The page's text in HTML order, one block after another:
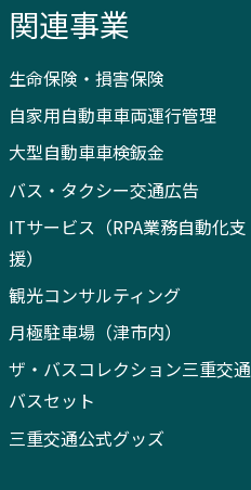
関連事業
生命保険・損害保険
自家用自動車車両運行管理
大型自動車車検鈑金
バス・タクシー交通広告
ITサービス（RPA業務自動化支
援）
観光コンサルティング
月極駐車場（津市内）
ザ・バスコレクション三重交通
バスセット
三重交通公式グッズ